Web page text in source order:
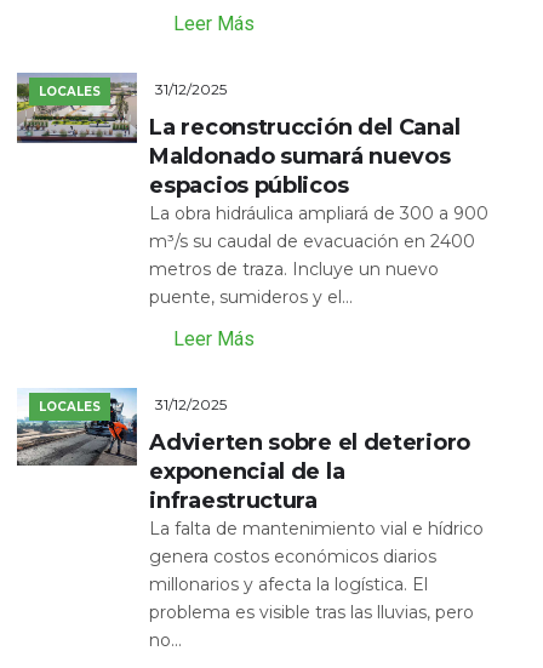
Leer Más
LOCALES 31/12/2025
La reconstrucción del Canal
Maldonado sumará nuevos
espacios públicos
La obra hidráulica ampliará de 300 a 900
m³/s su caudal de evacuación en 2400
metros de traza. Incluye un nuevo
puente, sumideros y el...
Leer Más
LOCALES 31/12/2025
Advierten sobre el deterioro
exponencial de la
infraestructura
La falta de mantenimiento vial e hídrico
genera costos económicos diarios
millonarios y afecta la logística. El
problema es visible tras las lluvias, pero
no...